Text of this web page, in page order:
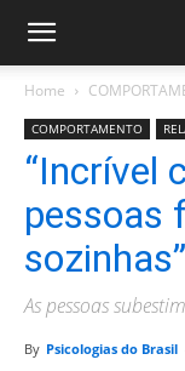
Home
COMPORTAMENTO
“Incrível
pessoas
As pessoas
By Psicologias do Brasil